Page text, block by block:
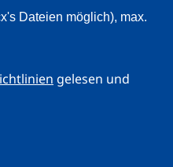
Dateien möglich), max.
gelesen und